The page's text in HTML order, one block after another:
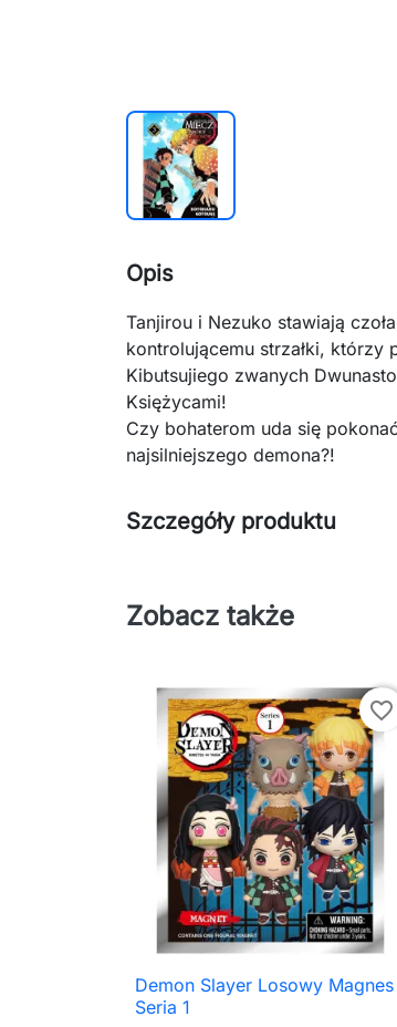
Opis
Tanjirou i Nezuko stawiają
kontrolującemu strzałki, którzy
Kibutsujiego zwanych
Księżycami!
Czy bohaterom uda się
najsilniejszego demona?!
Szczegóły produktu
Zobacz także
favorite_border
 Szybki podgląd
Demon Slayer Losowy Magnes
Seria 1